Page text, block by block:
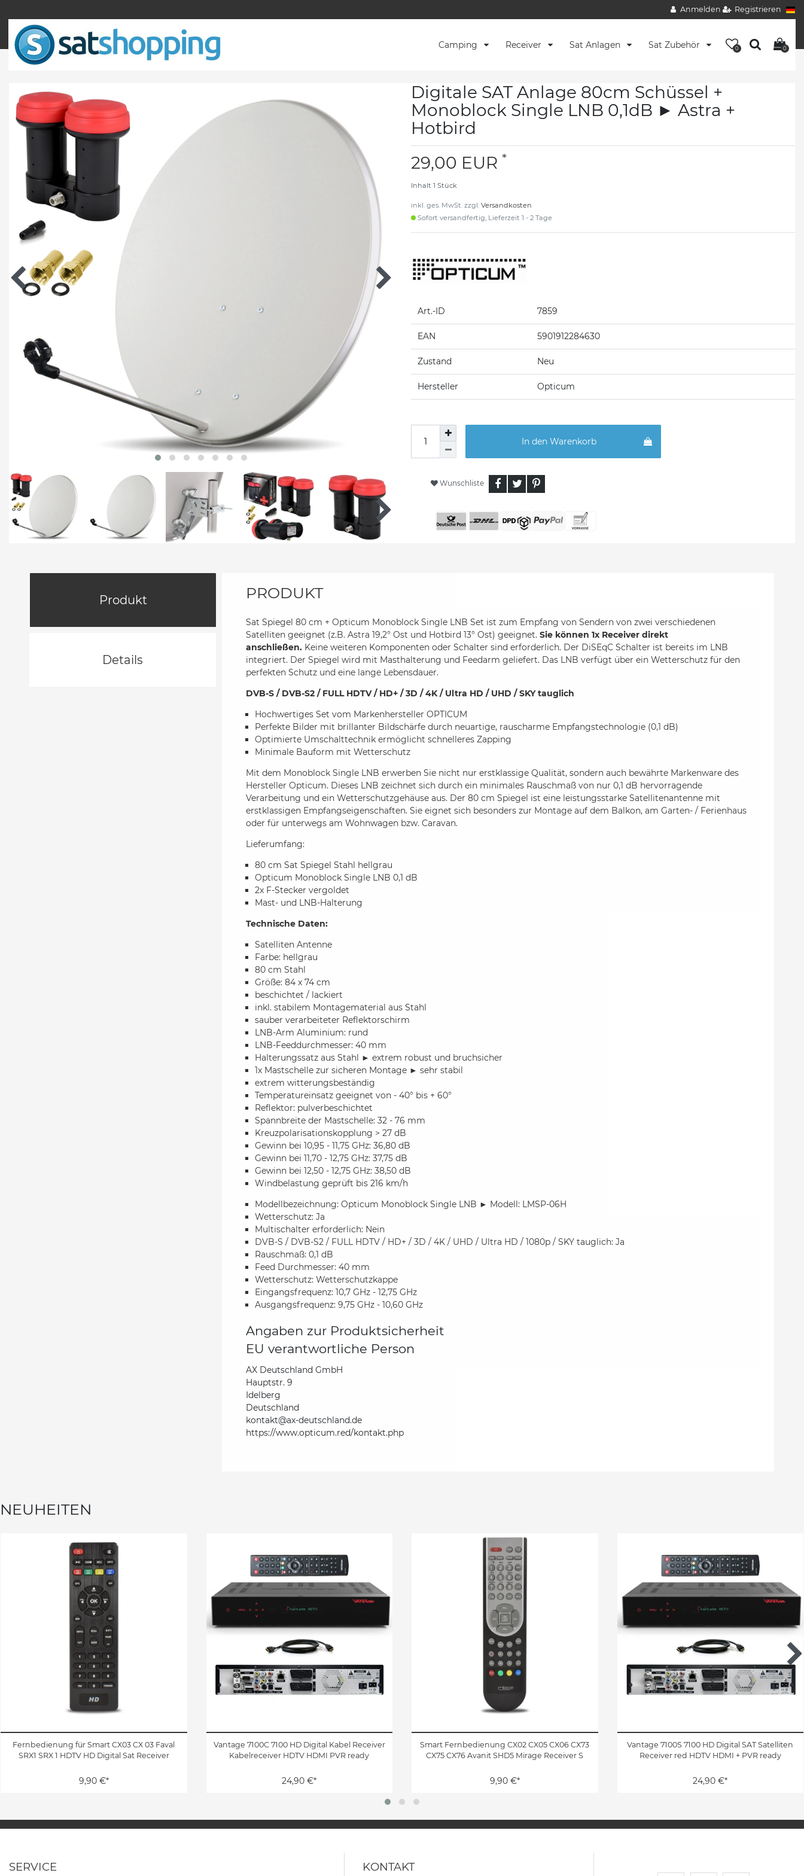
Anmelden Registrieren
Camping Receiver Sat Anlagen Sat Zubehör 0 0
Digitale SAT Anlage 80cm Schüssel +
Monoblock Single LNB 0,1dB ► Astra +
Hotbird
29,00 EUR *
Inhalt 1 Stück
inkl. ges. MwSt. zzgl. Versandkosten
Sofort versandfertig, Lieferzeit 1 - 2 Tage
Art.-ID 7859
EAN 5901912284630
Zustand Neu
Hersteller Opticum
In den Warenkorb
Wunschliste
Produkt
Details
PRODUKT
Sat Spiegel 80 cm + Opticum Monoblock Single LNB Set ist zum Empfang von Sendern von zwei verschiedenen
Satelliten geeignet (z.B. Astra 19,2° Ost und Hotbird 13° Ost) geeignet. Sie können 1x Receiver direkt
anschließen. Keine weiteren Komponenten oder Schalter sind erforderlich. Der DiSEqC Schalter ist bereits im LNB
integriert. Der Spiegel wird mit Masthalterung und Feedarm geliefert. Das LNB verfügt über ein Wetterschutz für den
perfekten Schutz und eine lange Lebensdauer.
DVB-S / DVB-S2 / FULL HDTV / HD+ / 3D / 4K / Ultra HD / UHD / SKY tauglich
Hochwertiges Set vom Markenhersteller OPTICUM
Perfekte Bilder mit brillanter Bildschärfe durch neuartige, rauscharme Empfangstechnologie (0,1 dB)
Optimierte Umschalttechnik ermöglicht schnelleres Zapping
Minimale Bauform mit Wetterschutz
Mit dem Monoblock Single LNB erwerben Sie nicht nur erstklassige Qualität, sondern auch bewährte Markenware des
Hersteller Opticum. Dieses LNB zeichnet sich durch ein minimales Rauschmaß von nur 0,1 dB hervorragende
Verarbeitung und ein Wetterschutzgehäuse aus. Der 80 cm Spiegel ist eine leistungsstarke Satellitenantenne mit
erstklassigen Empfangseigenschaften. Sie eignet sich besonders zur Montage auf dem Balkon, am Garten- / Ferienhaus
oder für unterwegs am Wohnwagen bzw. Caravan.
Lieferumfang:
80 cm Sat Spiegel Stahl hellgrau
Opticum Monoblock Single LNB 0,1 dB
2x F-Stecker vergoldet
Mast- und LNB-Halterung
Technische Daten:
Satelliten Antenne
Farbe: hellgrau
80 cm Stahl
Größe: 84 x 74 cm
beschichtet / lackiert
inkl. stabilem Montagematerial aus Stahl
sauber verarbeiteter Reflektorschirm
LNB-Arm Aluminium: rund
LNB-Feeddurchmesser: 40 mm
Halterungssatz aus Stahl ► extrem robust und bruchsicher
1x Mastschelle zur sicheren Montage ► sehr stabil
extrem witterungsbeständig
Temperatureinsatz geeignet von - 40° bis + 60°
Reflektor: pulverbeschichtet
Spannbreite der Mastschelle: 32 - 76 mm
Kreuzpolarisationskopplung > 27 dB
Gewinn bei 10,95 - 11,75 GHz: 36,80 dB
Gewinn bei 11,70 - 12,75 GHz: 37,75 dB
Gewinn bei 12,50 - 12,75 GHz: 38,50 dB
Windbelastung geprüft bis 216 km/h
Modellbezeichnung: Opticum Monoblock Single LNB ► Modell: LMSP-06H
Wetterschutz: Ja
Multischalter erforderlich: Nein
DVB-S / DVB-S2 / FULL HDTV / HD+ / 3D / 4K / UHD / Ultra HD / 1080p / SKY tauglich: Ja
Rauschmaß: 0,1 dB
Feed Durchmesser: 40 mm
Wetterschutz: Wetterschutzkappe
Eingangsfrequenz: 10,7 GHz - 12,75 GHz
Ausgangsfrequenz: 9,75 GHz - 10,60 GHz
Angaben zur Produktsicherheit
EU verantwortliche Person
AX Deutschland GmbH
Hauptstr. 9
Idelberg
Deutschland
kontakt@ax-deutschland.de
https://www.opticum.red/kontakt.php
NEUHEITEN
Fernbedienung für Smart CX03 CX 03 Faval
SRX1 SRX 1 HDTV HD Digital Sat Receiver
9,90 €*
Vantage 7100C 7100 HD Digital Kabel Receiver
Kabelreceiver HDTV HDMI PVR ready
24,90 €*
Smart Fernbedienung CX02 CX05 CX06 CX73
CX75 CX76 Avanit SHD5 Mirage Receiver S
9,90 €*
Vantage 7100S 7100 HD Digital SAT Satelliten
Receiver red HDTV HDMI + PVR ready
24,90 €*
SERVICE KONTAKT